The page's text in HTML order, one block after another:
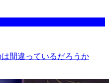
間違っているだろうか